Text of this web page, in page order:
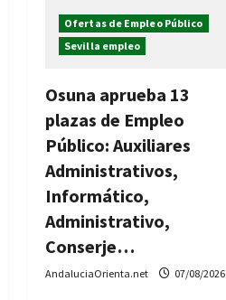
n
t
r
a
d
Ofertas de Empleo Público
Sevilla empleo
Osuna aprueba 13
plazas de Empleo
Público: Auxiliares
Administrativos,
Informático,
Administrativo,
Conserje…
AndaluciaOrienta.net 07/08/2026